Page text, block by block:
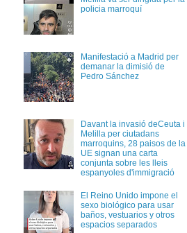
policia marroquí
Manifestació a Madrid per
demanar la dimisió de
Pedro Sánchez
Davant la invasió deCeuta i
Melilla per ciutadans
marroquins, 28 paisos de la
UE signan una carta
conjunta sobre les lleis
espanyoles d'immigració
El Reino Unido impone el
sexo biológico para usar
baños, vestuarios y otros
espacios separados